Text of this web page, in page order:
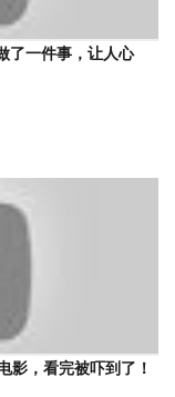
了一件事，让人心
影，看完被吓到了！